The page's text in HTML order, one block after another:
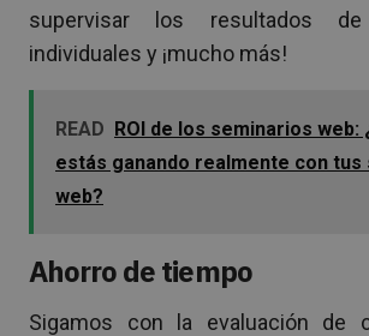
supervisar los resultados
individuales y ¡mucho más!
READ ROI de los seminarios web:
estás ganando realmente con tus
web?
Ahorro de tiempo
Sigamos con la evaluación de